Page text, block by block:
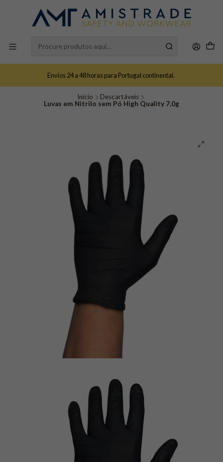
Envios 24 a 48 horas para Portugal continental.
Início
Descartáveis
Luvas em Nitrilo sem Pó High Quality 7,0g